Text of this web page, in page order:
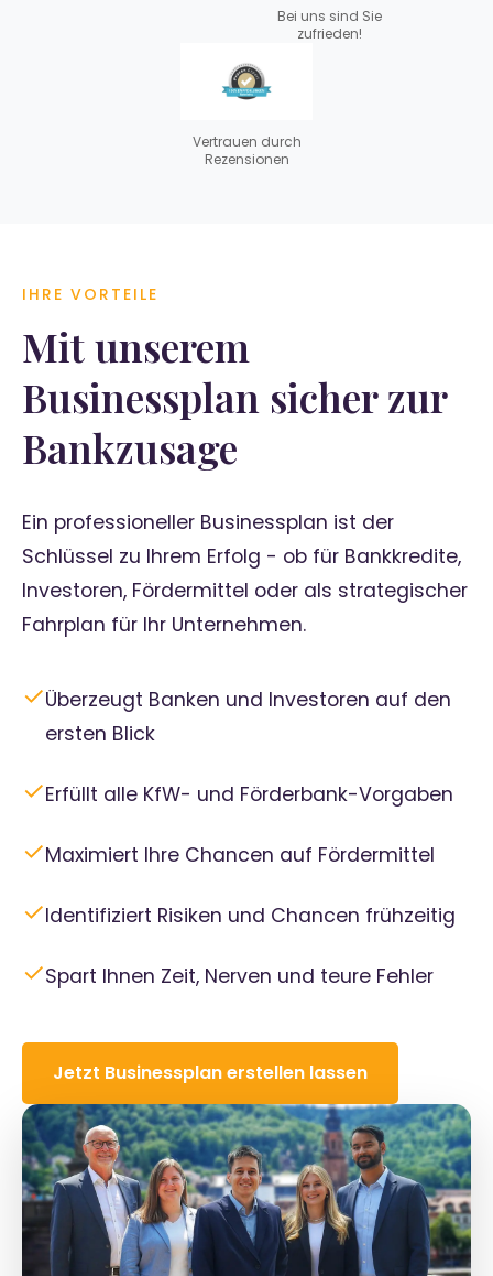
Bei uns sind Sie
zufrieden!
Vertrauen durch
Rezensionen
IHRE VORTEILE
Mit unserem
Businessplan sicher zur
Bankzusage
Ein professioneller Businessplan ist der
Schlüssel zu Ihrem Erfolg - ob für Bankkredite,
Investoren, Fördermittel oder als strategischer
Fahrplan für Ihr Unternehmen.
✓Überzeugt Banken und Investoren auf den
ersten Blick
✓Erfüllt alle KfW- und Förderbank-Vorgaben
✓Maximiert Ihre Chancen auf Fördermittel
✓Identifiziert Risiken und Chancen frühzeitig
✓Spart Ihnen Zeit, Nerven und teure Fehler
Jetzt Businessplan erstellen lassen